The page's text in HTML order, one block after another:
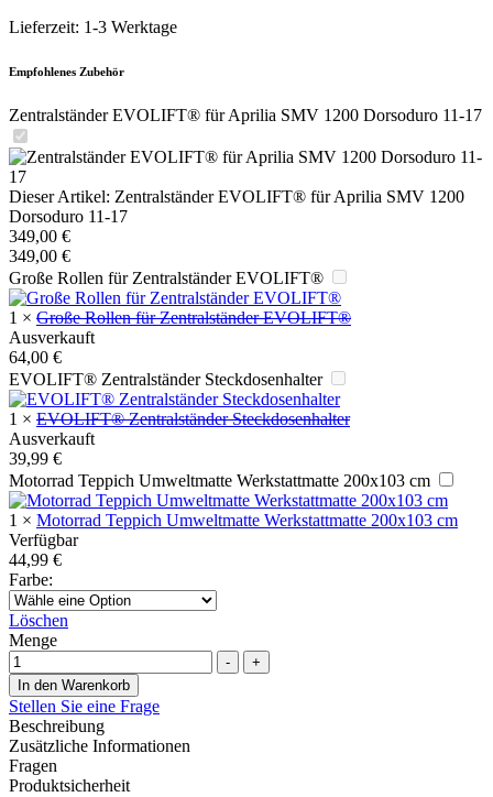
Lieferzeit: 1-3 Werktage
Empfohlenes Zubehör
Zentralständer EVOLIFT® für Aprilia SMV 1200 Dorsoduro 11-17
Dieser Artikel: Zentralständer EVOLIFT® für Aprilia SMV 1200
Dorsoduro 11-17
349,00 €
349,00 €
Große Rollen für Zentralständer EVOLIFT®
1 × Große Rollen für Zentralständer EVOLIFT®
Ausverkauft
64,00 €
EVOLIFT® Zentralständer Steckdosenhalter
1 × EVOLIFT® Zentralständer Steckdosenhalter
Ausverkauft
39,99 €
Motorrad Teppich Umweltmatte Werkstattmatte 200x103 cm
1 × Motorrad Teppich Umweltmatte Werkstattmatte 200x103 cm
Verfügbar
44,99 €
Farbe:
Löschen
Menge
-
+
In den Warenkorb
Stellen Sie eine Frage
Beschreibung
Zusätzliche Informationen
Fragen
Produktsicherheit